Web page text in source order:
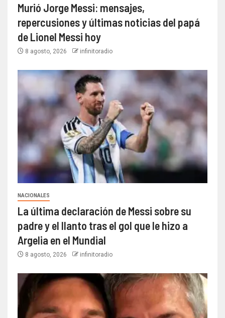
Murió Jorge Messi: mensajes,
repercusiones y últimas noticias del papá
de Lionel Messi hoy
8 agosto, 2026 infinitoradio
NACIONALES
La última declaración de Messi sobre su
padre y el llanto tras el gol que le hizo a
Argelia en el Mundial
8 agosto, 2026 infinitoradio